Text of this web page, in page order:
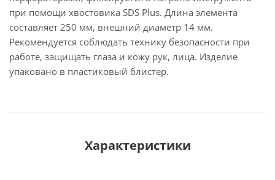
при помощи хвостовика SDS Plus. Длина элемента
составляет 250 мм, внешний диаметр 14 мм.
Рекомендуется соблюдать технику безопасности при
работе, защищать глаза и кожу рук, лица. Изделие
упаковано в пластиковый блистер.
Характеристики